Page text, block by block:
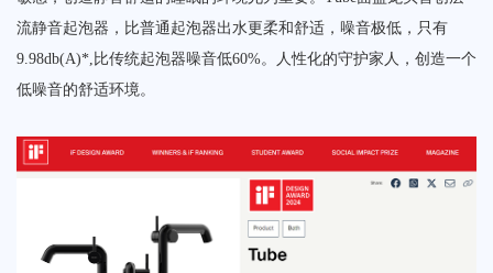
流静音起泡器，比普通起泡器出水更柔和舒适，噪音极低，只有
9.98db(A)*,比传统起泡器噪音低60%。人性化的守护家人，创造一个
低噪音的舒适环境。